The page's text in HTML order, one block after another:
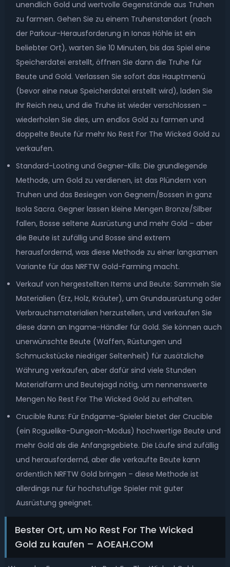
unendlich Gold und wertvolle Gegenstände aus Truhen
zu farmen. Gehen Sie zu einem Truhenstandort (nach
der Parkour-Herausforderung in Ionas Höhle ist ein
beliebter Ort), warten Sie 10 Minuten, bis das Spiel eine
Speicherdatei erstellt, öffnen Sie dann die Truhe für
Beute und Gold. Verlassen Sie sofort das Hauptmenü
(bevor eine neue Speicherdatei erstellt wird), laden Sie
Ihr Reich neu, und die Truhe ist wieder verschlossen –
wiederholen Sie dies, um endlos Gold zu farmen und
doppelte Beute für mehr No Rest For The Wicked Gold zu
verkaufen.
Standard-Looting und Gegner-Kills: Die grundlegende
Methode, um Gold zu verdienen, ist das Plündern von
Truhen und das Besiegen von Gegnern/Bossen in ganz
Isola Sacra. Gegner lassen kleine Mengen Bronze/Silber
fallen, Bosse seltene Ausrüstung und mehr Gold – aber
die Beute ist zufällig und Bosse sind extrem
herausfordernd, was diese Methode zu einer langsamen
Variante für das NRFTW Gold-Farming macht.
Verkauf von hergestellten Items und Beute: Sammeln Sie
Materialien (Erz, Holz, Kräuter), um Grundausrüstung oder
Verbrauchsmaterialien herzustellen, und verkaufen Sie
diese dann an Ingame-Händler für Gold. Sie können auch
unerwünschte Beute (Waffen, Rüstungen und
Schmuckstücke niedriger Seltenheit) für zusätzliche
Währung verkaufen, aber dafür sind viele Stunden
Materialfarm und Beutejagd nötig, um nennenswerte
Mengen No Rest For The Wicked Gold zu erhalten.
Crucible Runs: Für Endgame-Spieler bietet der Crucible
(ein Roguelike-Dungeon-Modus) hochwertige Beute und
mehr Gold als die Anfangsgebiete. Die Läufe sind zufällig
und herausfordernd, aber die verkaufte Beute kann
ordentlich NRFTW Gold bringen – diese Methode ist
allerdings nur für hochstufige Spieler mit guter
Ausrüstung geeignet.
Bester Ort, um No Rest For The Wicked
Gold zu kaufen – AOEAH.COM